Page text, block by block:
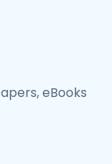
eBooks